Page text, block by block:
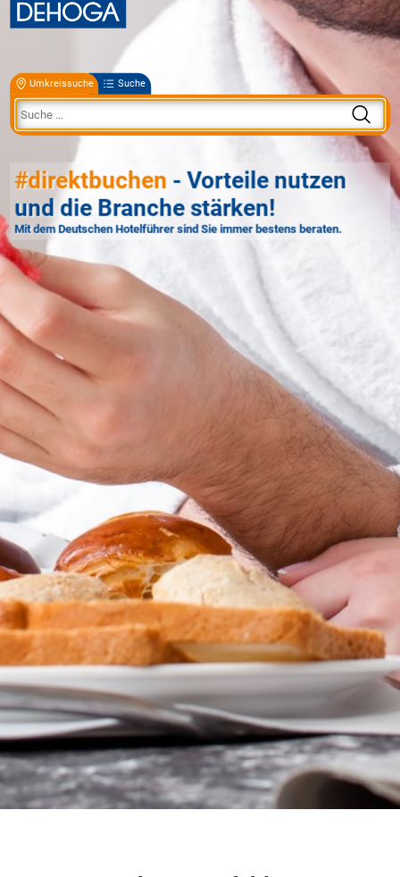
Umkreissuche Suche
#direktbuchen - Vorteile nutzen
und die Branche stärken!
Mit dem Deutschen Hotelführer sind Sie immer bestens beraten.